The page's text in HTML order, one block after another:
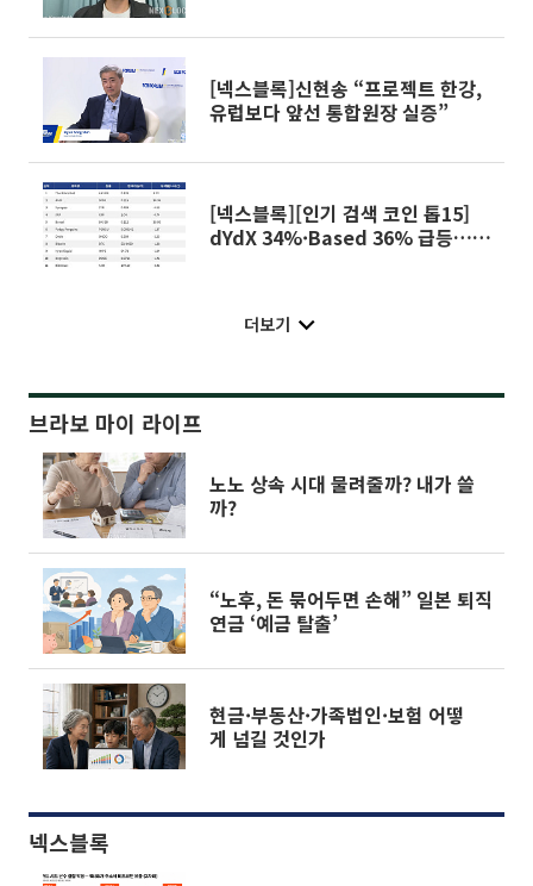
[넥스블록]신현송 “프로젝트 한강,
유럽보다 앞선 통합원장 실증”
[넥스블록][인기 검색 코인 톱15]
dYdX 34%·Based 36% 급등…디
더보기
브라보 마이 라이프
노노 상속 시대 물려줄까? 내가 쓸
까?
“노후, 돈 묶어두면 손해” 일본 퇴직
연금 ‘예금 탈출’
현금·부동산·가족법인·보험 어떻
게 넘길 것인가
넥스블록